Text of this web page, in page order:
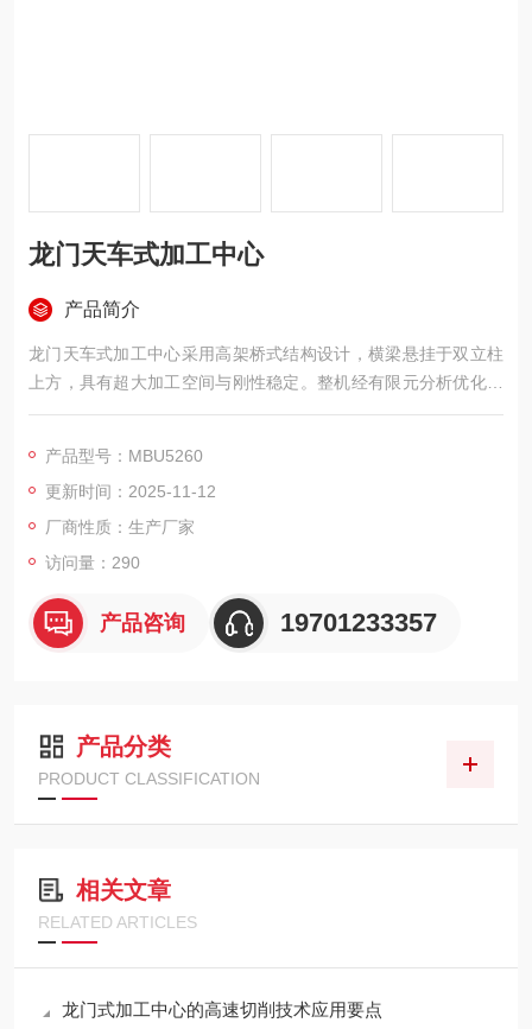
龙门天车式加工中心
产品简介
龙门天车式加工中心采用高架桥式结构设计，横梁悬挂于双立柱
上方，具有超大加工空间与刚性稳定。整机经有限元分析优化，
主结构件均为高强度铸铁浇铸，经二次回火与时效处理，确保长
速精加工与强力切削，支持自动铣头、五轴铣头等扩展，实现多
角度五面体复合加工。该机型特别适用于航空航天、轨道交通、
船舶制造、能源装备等行业的大型结构件与复杂曲面加工。
产品型号：MBU5260
更新时间：2025-11-12
厂商性质：生产厂家
访问量：290
产品咨询 19701233357
产品分类
PRODUCT CLASSIFICATION
相关文章
RELATED ARTICLES
龙门式加工中心的高速切削技术应用要点